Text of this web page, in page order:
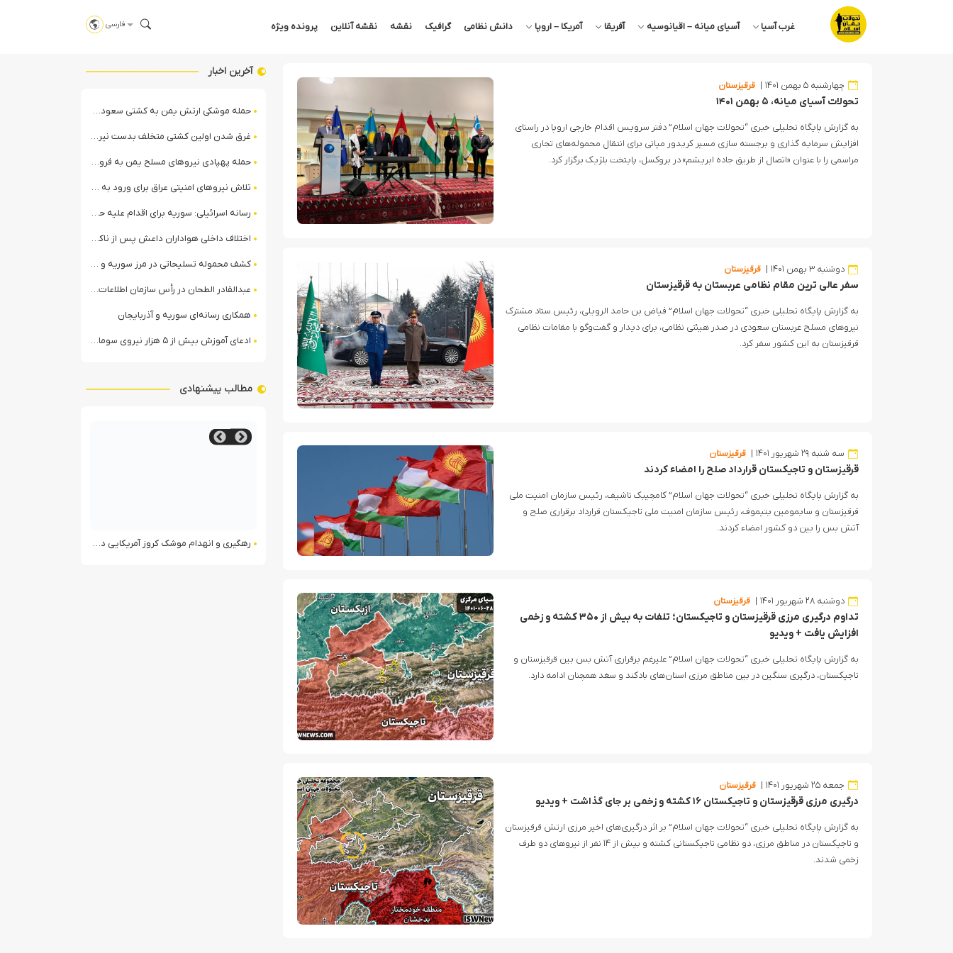
غرب آسیا آسیای میانه – اقیانوسیه آفریقا آمریکا – اروپا دانش نظامی گرافیک نقشه نقشه آنلاین پرونده ویژه فارسی
چهارشنبه ۵ بهمن ۱۴۰۱ قرقیزستان
تحولات آسیای میانه، ۵ بهمن ۱۴۰۱
به گزارش پایگاه تحلیلی خبری “تحولات جهان اسلام” دفتر سرویس اقدام خارجی اروپا در راستای
افزایش سرمایه گذاری و برجسته سازی مسیر کریدور میانی برای انتقال محموله‌های تجاری
مراسمی را با عنوان «اتصال از طریق جاده ابریشم» در بروکسل، پایتخت بلژیک برگزار کرد.
دوشنبه ۳ بهمن ۱۴۰۱ قرقیزستان
سفر عالی ترین مقام نظامی عربستان به قرقیزستان
به گزارش پایگاه تحلیلی خبری “تحولات جهان اسلام” فیاض بن حامد الرویلی، رئیس ستاد مشترک
نیروهای مسلح عربستان سعودی در صدر هیئتی نظامی، برای دیدار و گفت‌وگو با مقامات نظامی
قرقیزستان به این کشور سفر کرد.
سه شنبه ۲۹ شهریور ۱۴۰۱ قرقیزستان
قرقیزستان و تاجیکستان قرارداد صلح را امضاء کردند
به گزارش پایگاه تحلیلی خبری “تحولات جهان اسلام” کامچیبک تاشیف، رئیس سازمان امنیت ملی
قرقیزستان و سایمومین یتیموف، رئیس سازمان امنیت ملی تاجیکستان قرارداد برقراری صلح و
آتش بس را بین دو کشور امضاء کردند.
دوشنبه ۲۸ شهریور ۱۴۰۱ قرقیزستان
تداوم درگیری مرزی قرقیزستان و تاجیکستان؛ تلفات به بیش از ۳۵۰ کشته و زخمی
افزایش یافت + ویدیو
به گزارش پایگاه تحلیلی خبری “تحولات جهان اسلام” علیرغم برقراری آتش بس بین قرقیزستان و
تاجیکستان، درگیری سنگین در بین مناطق مرزی استان‌های بادکند و سغد همچنان ادامه دارد.
جمعه ۲۵ شهریور ۱۴۰۱ قرقیزستان
درگیری مرزی قرقیزستان و تاجیکستان ۱۶ کشته و زخمی بر جای گذاشت + ویدیو
به گزارش پایگاه تحلیلی خبری “تحولات جهان اسلام” بر اثر درگیری‌های اخیر مرزی ارتش قرقیزستان
و تاجیکستان در مناطق مرزی، دو نظامی تاجیکستانی کشته و بیش از ۱۴ نفر از نیروهای دو طرف
زخمی شدند.
آخرین اخبار
حمله موشکی ارتش یمن به کشتی سعودی در شمال دریای سرخ
غرق شدن اولین کشتی متخلف بدست نیروی دریایی ارتش یمن
حمله پهپادی نیروهای مسلح یمن به فرودگاه نجران
تلاش نیروهای امنیتی عراق برای ورود به مقر مقاومت در حومه بغداد
رسانه اسرائیلی: سوریه برای اقدام علیه حزب‌الله در لبنان آماده می‌شود!
اختلاف داخلی هواداران داعش پس از ناکامی عملیات انغماسی داعش در رقه
کشف محموله تسلیحاتی در مرز سوریه و عراق توسط نیروهای الجولانی
عبدالقادر الطحان در رأس سازمان اطلاعات سوریه؛ گمانه‌زنی‌ها درباره اختلافات در ساختار امنیتی
همکاری رسانه‌ای سوریه و آذربایجان
ادعای آموزش بیش از ۵ هزار نیروی سومالیایی با نظارت عربستان
مطالب پیشنهادی
کشف محموله تسلیحاتی در مرز سوریه و عراق توسط نیروهای الجولانی رهگیری و انهدام موشک کروز آمریکایی در لرستان